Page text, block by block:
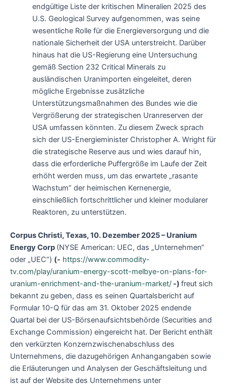
endgültige Liste der kritischen Mineralien 2025 des
U.S. Geological Survey aufgenommen, was seine
wesentliche Rolle für die Energieversorgung und die
nationale Sicherheit der USA unterstreicht. Darüber
hinaus hat die US-Regierung eine Untersuchung
gemäß Section 232 Critical Minerals zu
ausländischen Uranimporten eingeleitet, deren
mögliche Ergebnisse zusätzliche
Unterstützungsmaßnahmen des Bundes wie die
Vergrößerung der strategischen Uranreserven der
USA umfassen könnten. Zu diesem Zweck sprach
sich der US-Energieminister Christopher A. Wright für
die strategische Reserve aus und wies darauf hin,
dass die erforderliche Puffergröße im Laufe der Zeit
erhöht werden muss, um das erwartete „rasante
Wachstum” der heimischen Kernenergie,
einschließlich fortschrittlicher und kleiner modularer
Reaktoren, zu unterstützen.
Corpus Christi, Texas, 10. Dezember 2025 – Uranium
Energy Corp (NYSE American: UEC, das „Unternehmen“
oder „UEC“) (- https://www.commodity-
tv.com/play/uranium-energy-scott-melbye-on-plans-for-
uranium-enrichment-and-the-uranium-market/ -) freut sich
bekannt zu geben, dass es seinen Quartalsbericht auf
Formular 10-Q für das am 31. Oktober 2025 endende
Quartal bei der US-Börsenaufsichtsbehörde (Securities and
Exchange Commission) eingereicht hat. Der Bericht enthält
den verkürzten Konzernzwischenabschluss des
Unternehmens, die dazugehörigen Anhangangaben sowie
die Erläuterungen und Analysen der Geschäftsleitung und
ist auf der Website des Unternehmens unter